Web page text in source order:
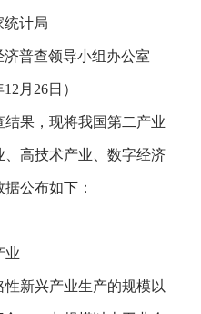
统计局
普查领导小组办公室
12月26日）
果，现将我国第二产业
高技术产业、数字经济
公布如下：
业
新兴产业生产的规模以